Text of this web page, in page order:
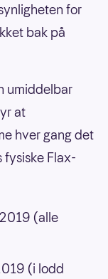
for
bak på
umiddelbar
at
hver gang det
fysiske Flax-
(alle
(i lodd